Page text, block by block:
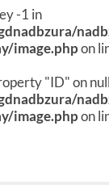
-1 in
image.phpon
"ID" on
image.phpon